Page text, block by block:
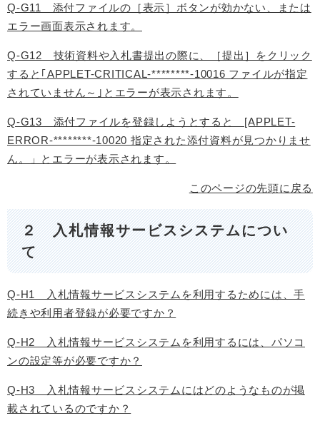
Q-G11 添付ファイルの［表示］ボタンが効かない、または
エラー画面表示されます。
Q-G12 技術資料や入札書提出の際に、［提出］をクリック
すると｢APPLET-CRITICAL-********-10016 ファイルが指定
されていません～｣とエラーが表示されます。
Q-G13 添付ファイルを登録しようとすると [APPLET-
ERROR-********-10020 指定された添付資料が見つかりませ
ん。」とエラーが表示されます。
このページの先頭に戻る
２ 入札情報サービスシステムについ
て
Q-H1 入札情報サービスシステムを利用するためには、手
続きや利用者登録が必要ですか？
Q-H2 入札情報サービスシステムを利用するには、パソコ
ンの設定等が必要ですか？
Q-H3 入札情報サービスシステムにはどのようなものが掲
載されているのですか？